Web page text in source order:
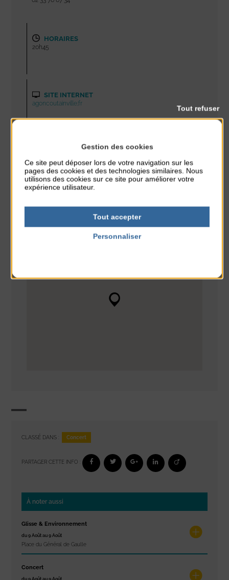
HORAIRES
20h45
SITE INTERNET
agoncoutainville;fr
Gratuit
PLAN
CLASSÉ DANS : Concert
PARTAGER CETTE INFO :
À noter aussi
Glisse & Environnement
du 9 Août au 9 Août
Place du Général de Gaulle
Concert
du 9 Août au 9 Août
Gestion des cookies
Ce site peut déposer lors de votre navigation sur les
pages des cookies et des technologies similaires. Nous
utilisons des cookies sur ce site pour améliorer votre
expérience utilisateur.
Tout accepter
Tout refuser
Personnaliser